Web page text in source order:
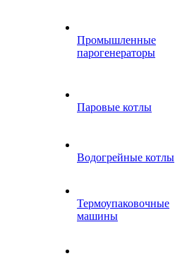
Промышленные
парогенераторы
Паровые котлы
Водогрейные котлы
Термоупаковочные
машины